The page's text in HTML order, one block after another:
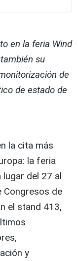
en la feria Wind
su
de
de estado de
la cita más
la feria
del 27 al
Congresos de
el stand 413,
y